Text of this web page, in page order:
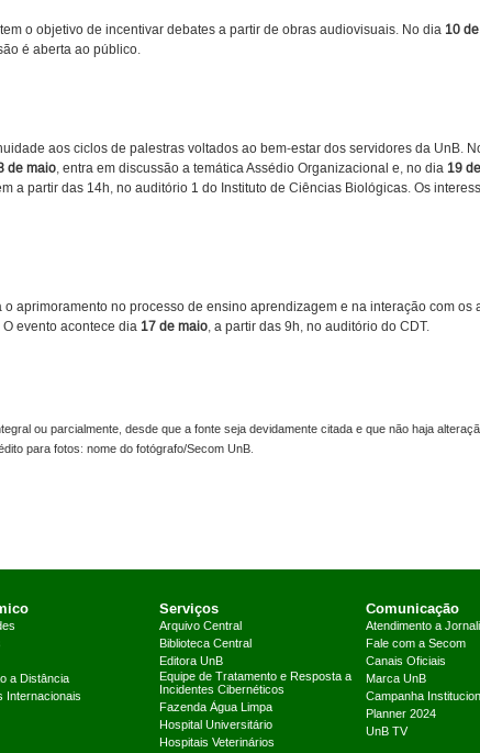
o objetivo de incentivar debates a partir de obras audiovisuais. No dia 10
é aberta ao público.
aos ciclos de palestras voltados ao bem-estar dos servidores da UnB.
de maio, entra em discussão a temática Assédio Organizacional e, no dia 19
a partir das 14h, no auditório 1 do Instituto de Ciências Biológicas. Os
aprimoramento no processo de ensino aprendizagem e na interação com os
O evento acontece dia 17 de maio, a partir das 9h, no auditório do CDT.
ou parcialmente, desde que a fonte seja devidamente citada e que não haja
para fotos: nome do fotógrafo/Secom UnB.
a Distância
Internacionais
Serviços
Arquivo Central
Biblioteca Central
Editora UnB
Equipe de Tratamento e Resposta a
Incidentes Cibernéticos
Fazenda Água Limpa
Hospital Universitário
Hospitais Veterinários
Comunicação
Atendimento a
Fale com a Secom
Canais Oficiais
Marca UnB
Campanha
Planner 2024
UnB TV